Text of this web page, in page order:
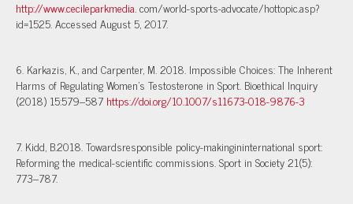
http://www.cecileparkmedia.com/world-sports-advocate/hottopic.asp?
id=1525. Accessed August 5, 2017.
6. Karkazis, K., and Carpenter, M. 2018. Impossible Choices: The Inherent
Harms of Regulating Women’s Testosterone in Sport. Bioethical Inquiry
(2018) 15:579–587 https://doi.org/10.1007/s11673-018-9876-3
7. Kidd, B.2018. Towardsresponsible policy-makingininternational sport:
Reforming the medical-scientific commissions. Sport in Society 21(5):
773–787.